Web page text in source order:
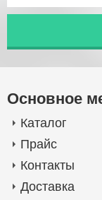
Основное
Каталог
Прайс
Контакты
Доставка